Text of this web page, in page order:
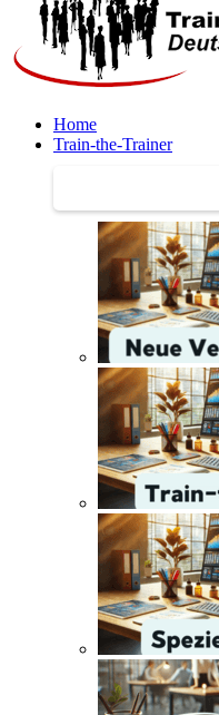
Home
Train-the-Trainer